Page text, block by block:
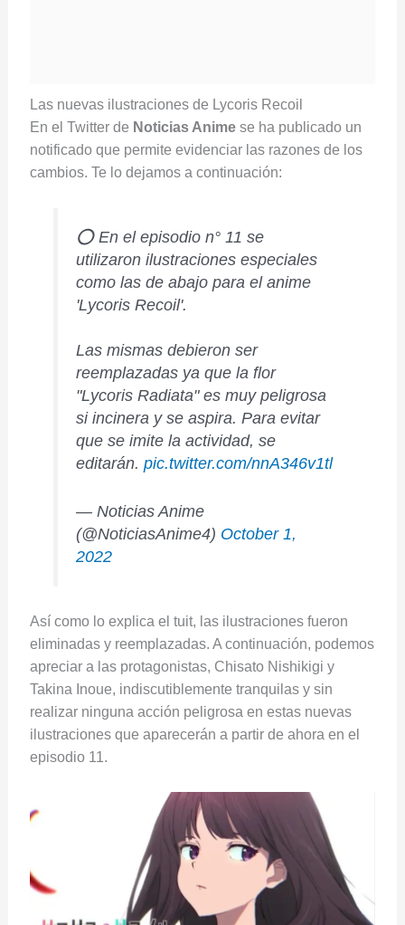
Las nuevas ilustraciones de Lycoris Recoil
En el Twitter de Noticias Animese ha publicado un
notificado que permite evidenciar las razones de los
cambios. Te lo dejamos a continuación:
⭕ En el episodio n° 11 se
utilizaron ilustraciones especiales
como las de abajo para el anime
'Lycoris Recoil'.
Las mismas debieron ser
reemplazadas ya que la flor
"Lycoris Radiata" es muy peligrosa
si incinera y se aspira. Para evitar
que se imite la actividad, se
editarán.pic.twitter.com/nnA346v1tl
— Noticias Anime
(@NoticiasAnime4) October 1,
2022
Así como lo explica el tuit, las ilustraciones fueron
eliminadas y reemplazadas. A continuación, podemos
apreciar a las protagonistas, Chisato Nishikigi y
Takina Inoue, indiscutiblemente tranquilas y sin
realizar ninguna acción peligrosa en estas nuevas
ilustraciones que aparecerán a partir de ahora en el
episodio 11.